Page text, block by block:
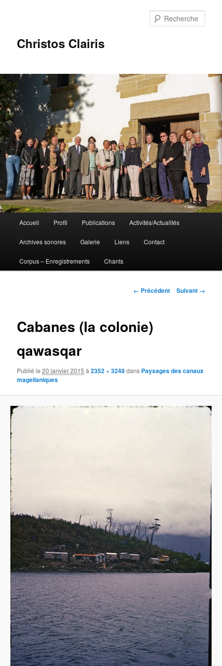
Christos Clairis
principal
Aller
au
contenu
Accueil Profil Publications Activités/Actualités
Archives sonores Galerie Liens Contact
Corpus – Enregistrements Chants
Navigation
← Précédent Suivant →
Cabanes (la colonie)
qawasqar
Publié le20 janvier 2015 à2352 × 3248dans Paysages des canaux
magellaniques